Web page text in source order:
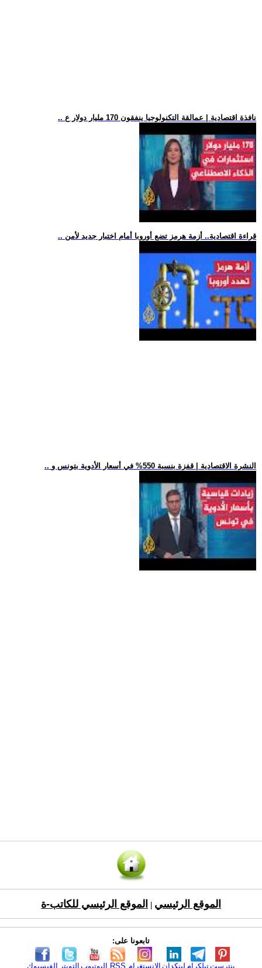
.. نافذة اقتصادية | عمالقة التكنولوجيا ينفقون 170 مليار دولار ع
.. قراءة اقتصادية.. أزمة هرمز تضع أوروبا أمام اختبار جديد لأمن
.. النشرة الاقتصادية | قفزة بنسبة 550% في أسعار الأدوية بتونس و
الموقع الرئيسي الموقع الرئيسي للكاتب-ة
تابعونا على:
الفيسبوك التويتر اليوتيوب RSS الانستغرام لينكدإن تيلكرامبنترست